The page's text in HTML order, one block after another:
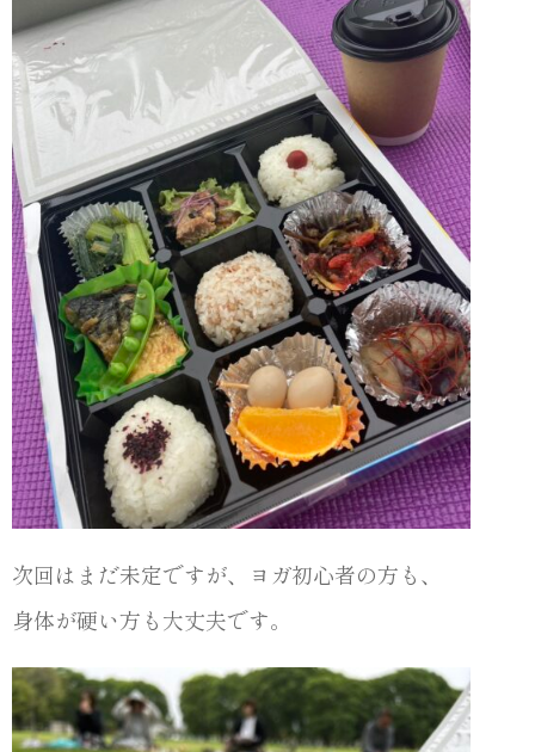
次回はまだ未定ですが、ヨガ初心者の方も、
身体が硬い方も大丈夫です。